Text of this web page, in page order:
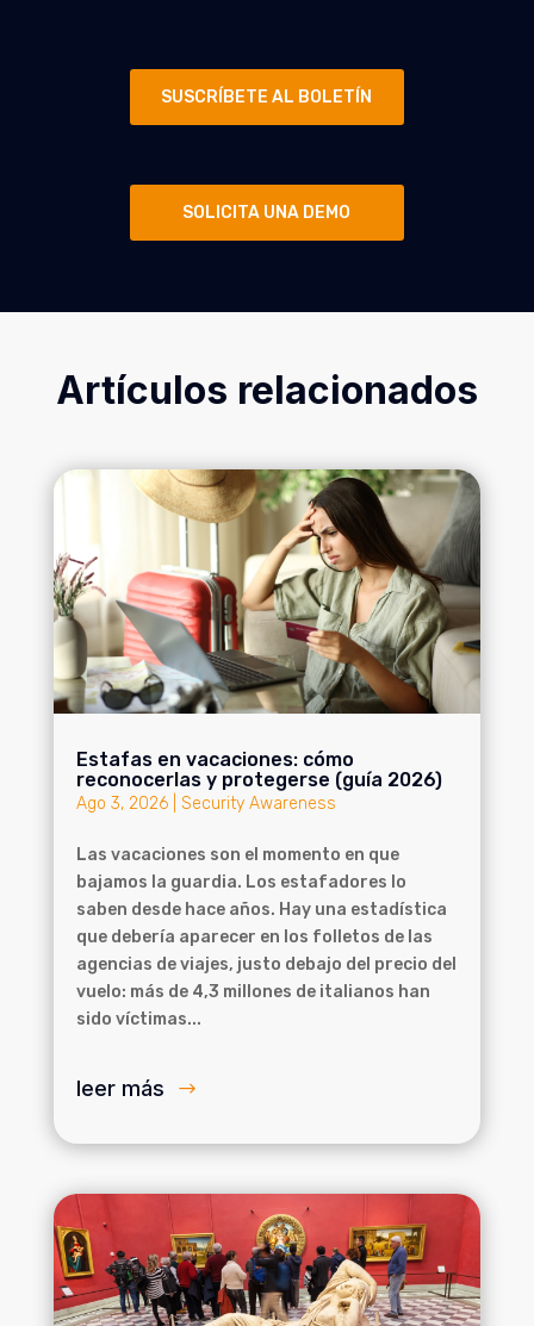
SUSCRÍBETE AL BOLETÍN
SOLICITA UNA DEMO
Artículos relacionados
Estafas en vacaciones: cómo
reconocerlas y protegerse (guía 2026)
Ago 3, 2026| Security Awareness
Las vacaciones son el momento en que
bajamos la guardia. Los estafadores lo
saben desde hace años. Hay una estadística
que debería aparecer en los folletos de las
agencias de viajes, justo debajo del precio del
vuelo: más de 4,3 millones de italianos han
sido víctimas...
leer más